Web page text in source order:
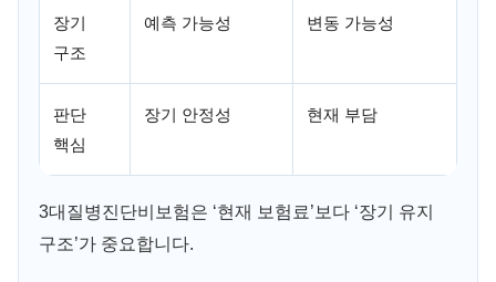
장기
구조
예측 가능성 변동 가능성
판단
핵심
장기 안정성 현재 부담
3대질병진단비보험은 ‘현재 보험료’보다 ‘장기 유지
구조’가 중요합니다.